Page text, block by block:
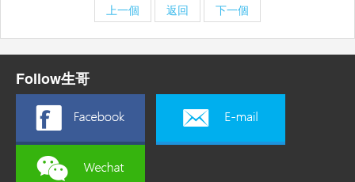
上一個 返回 下一個
Follow生哥